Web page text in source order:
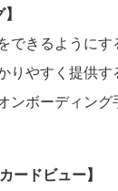
できるようにす
りやすく提供す
ンボーディン
ードビュー】